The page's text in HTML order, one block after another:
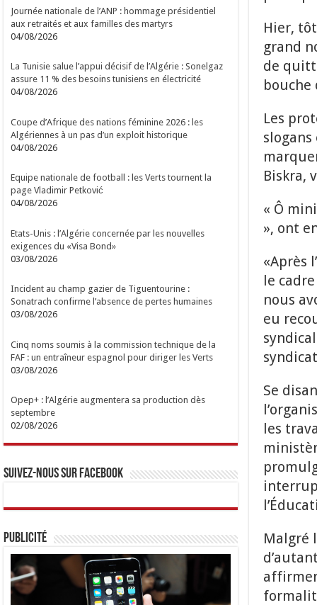
Hier,
grand
de
Les
Biskra,
« Ô
», ont
«Après
le
nous
eu
Se
les
Malgré
Journée nationale de l’ANP : hommage présidentiel
aux retraités et aux familles des martyrs
04/08/2026
La Tunisie salue l’appui décisif de l’Algérie : Sonelgaz
assure 11 % des besoins tunisiens en électricité
04/08/2026
Coupe d’Afrique des nations féminine 2026 : les
Algériennes à un pas d’un exploit historique
04/08/2026
Equipe nationale de football : les Verts tournent la
page Vladimir Petković
04/08/2026
Etats-Unis : l’Algérie concernée par les nouvelles
exigences du «Visa Bond»
03/08/2026
Incident au champ gazier de Tiguentourine :
Sonatrach confirme l’absence de pertes humaines
03/08/2026
Cinq noms soumis à la commission technique de la
FAF : un entraîneur espagnol pour diriger les Verts
03/08/2026
Opep+ : l’Algérie augmentera sa production dès
septembre
02/08/2026
Suivez-nous sur Facebook
Publicité